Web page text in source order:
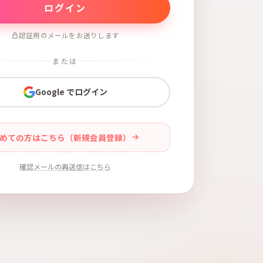
認証用のメールをお送りします
または
Google でログイン
ての方はこちら（新規会員登録）
確認メールの再送信はこちら